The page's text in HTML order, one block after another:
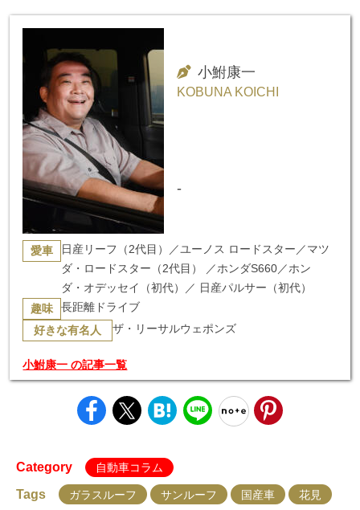
小鮒康一
KOBUNA KOICHI
-
愛車
日産リーフ（2代目）／ユーノス ロードスター／マツ
ダ・ロードスター（2代目） ／ホンダS660／ホン
ダ・オデッセイ（初代）／ 日産パルサー（初代）
趣味 長距離ドライブ
好きな有名人 ザ・リーサルウェポンズ
小鮒康一 の記事一覧
Category 自動車コラム
Tags ガラスルーフ サンルーフ 国産車 花見